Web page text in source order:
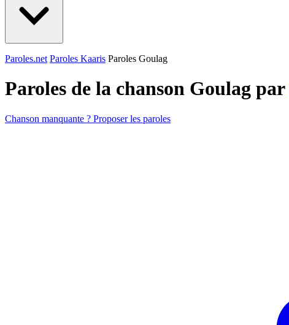
Paroles.net Paroles Kaaris Paroles Goulag
Paroles de la chanson Goulag par
Chanson manquante ? Proposer les paroles